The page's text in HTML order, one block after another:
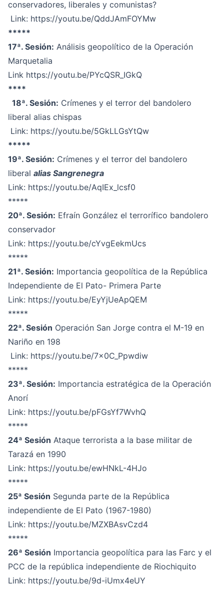
conservadores, liberales y comunistas?
Link: https://youtu.be/QddJAmFOYMw
*****
17ª. Sesión: Análisis geopolítico de la Operación
Marquetalia
Link https://youtu.be/PYcQSR_IGkQ
****
18ª. Sesión: Crímenes y el terror del bandolero
liberal alias chispas
Link: https://youtu.be/5GkLLGsYtQw
*****
19ª. Sesión: Crímenes y el terror del bandolero
liberal alias Sangrenegra
Link: https://youtu.be/AqIEx_lcsf0
*****
20ª. Sesión: Efraín González el terrorífico bandolero
conservador
Link: https://youtu.be/cYvgEekmUcs
*****
21ª. Sesión: Importancia geopolítica de la República
Independiente de El Pato- Primera Parte
Link: https://youtu.be/EyYjUeApQEM
*****
22ª. Sesión Operación San Jorge contra el M-19 en
Nariño en 198
Link: https://youtu.be/7x0C_Ppwdiw
*****
23ª. Sesión: Importancia estratégica de la Operación
Anorí
Link: https://youtu.be/pFGsYf7WvhQ
*****
24ª Sesión Ataque terrorista a la base militar de
Tarazá en 1990
Link: https://youtu.be/ewHNkL-4HJo
*****
25ª Sesión Segunda parte de la República
independiente de El Pato (1967-1980)
Link: https://youtu.be/MZXBAsvCzd4
*****
26ª Sesión Importancia geopolítica para las Farc y el
PCC de la república independiente de Riochiquito
Link: https://youtu.be/9d-iUmx4eUY